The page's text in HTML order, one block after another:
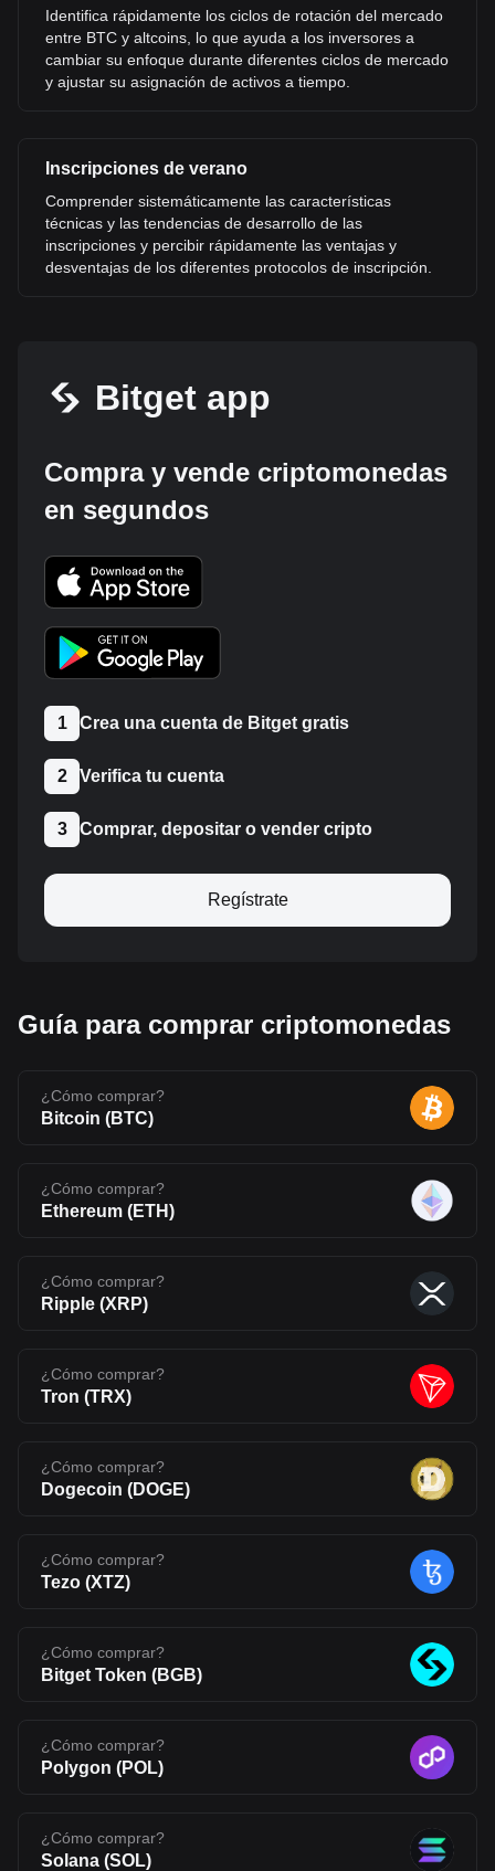
Identifica rápidamente los ciclos de rotación del mercado
entre BTC y altcoins, lo que ayuda a los inversores a
cambiar su enfoque durante diferentes ciclos de mercado
y ajustar su asignación de activos a tiempo.
Inscripciones de verano
Comprender sistemáticamente las características
técnicas y las tendencias de desarrollo de las
inscripciones y percibir rápidamente las ventajas y
desventajas de los diferentes protocolos de inscripción.
Bitget app
Compra y vende criptomonedas
en segundos
1 Crea una cuenta de Bitget gratis
2 Verifica tu cuenta
3 Comprar, depositar o vender cripto
Regístrate
Guía para comprar criptomonedas
¿Cómo comprar?
Bitcoin (BTC)
¿Cómo comprar?
Ethereum (ETH)
¿Cómo comprar?
Ripple (XRP)
¿Cómo comprar?
Tron (TRX)
¿Cómo comprar?
Dogecoin (DOGE)
¿Cómo comprar?
Tezo (XTZ)
¿Cómo comprar?
Bitget Token (BGB)
¿Cómo comprar?
Polygon (POL)
¿Cómo comprar?
Solana (SOL)